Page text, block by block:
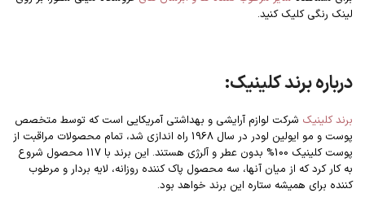
لینک رنگی کلیک کنید.
درباره برند کلینیک:
برند کلینیک شرکت لوازم آرایشی و بهداشتی آمریکایی است که توسط متخصص
پوست و مو ایولین لودر در سال 1968 راه اندازی شد، تمام محصولات مراقبت از
پوست کلینیک 100% بدون عطر و آلرژی هستند. این برند با 117 محصول شروع
به کار کرد که از میان آنها، سه محصول پاک کننده روزانه، لایه بردار و مرطوب
کننده برای همیشه ستاره این برند خواهد بود.